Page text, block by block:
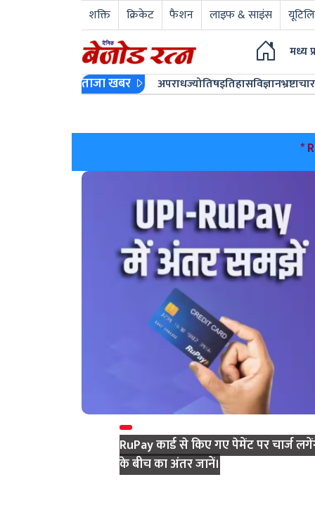
शक्ति क्रिकेट फैशन लाइफ & साइंस
मध्य
ताजा खबर अपराधज्योतिषइतिहासविज्ञानभ्रष्टाचार
*
RuPay कार्ड से किए गए पेमेंट पर चार्ज
के बीच का अंतर जानें।